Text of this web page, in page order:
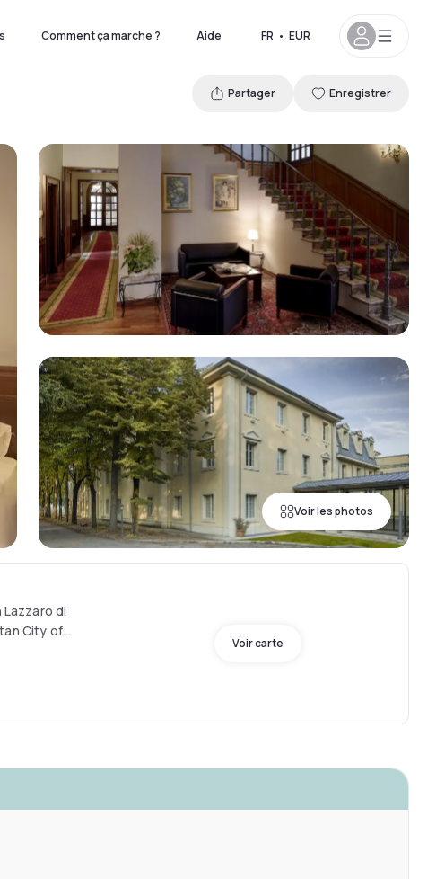
Comment ça marche ? Aide FR • EUR
Voir les photos
Partager Enregistrer
Lazzaro di
City of
Voir carte